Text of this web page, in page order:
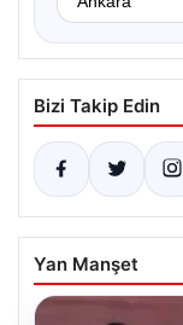
Bizi Takip Edin
Yan Manşet